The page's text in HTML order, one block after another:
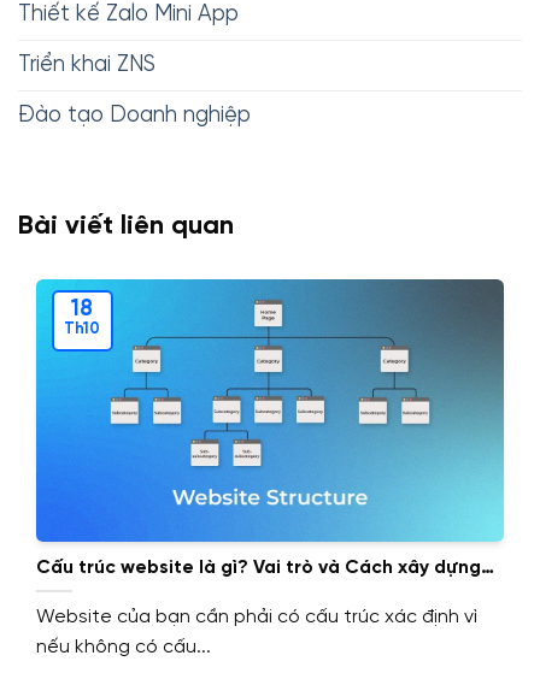
Thiết kế Zalo Mini App
Triển khai ZNS
Đào tạo Doanh nghiệp
Bài viết liên quan
Cấu trúc website là gì? Vai trò và Cách xây dựng
cấu trúc website.
Website của bạn cần phải có cấu trúc xác định vì
nếu không có cấu...
18
Th10